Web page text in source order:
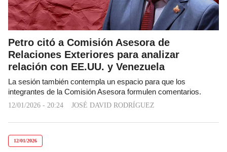
Petro citó a Comisión Asesora de
Relaciones Exteriores para analizar
relación con EE.UU. y Venezuela
La sesión también contempla un espacio para que los
integrantes de la Comisión Asesora formulen comentarios.
12/01/2026 - 20:24 JOSÉ DAVID RODRÍGUEZ
12/01/2026